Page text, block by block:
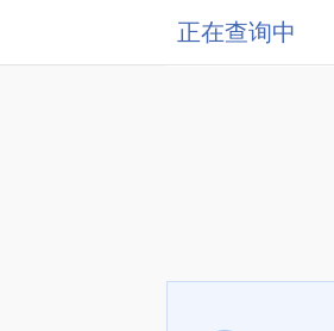
正在查询中